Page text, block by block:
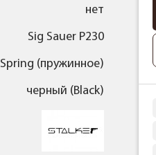
нет
Sig Sauer P230
Spring (пружинное)
черный (Black)